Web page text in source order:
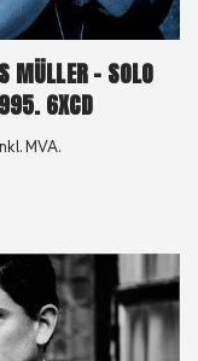
MÜLLER ‎– SOLO
6XCD
MVA.